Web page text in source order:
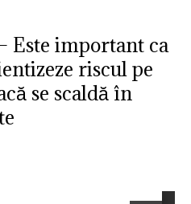
Este important ca
riscul pe
se scaldă în